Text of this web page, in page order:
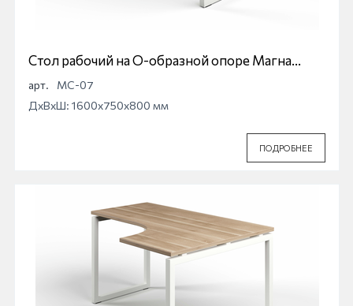
Стол рабочий на О-образной опоре Магна
МС-07
арт.
МС-07
ДхВхШ: 1600x750x800 мм
ПОДРОБНЕЕ